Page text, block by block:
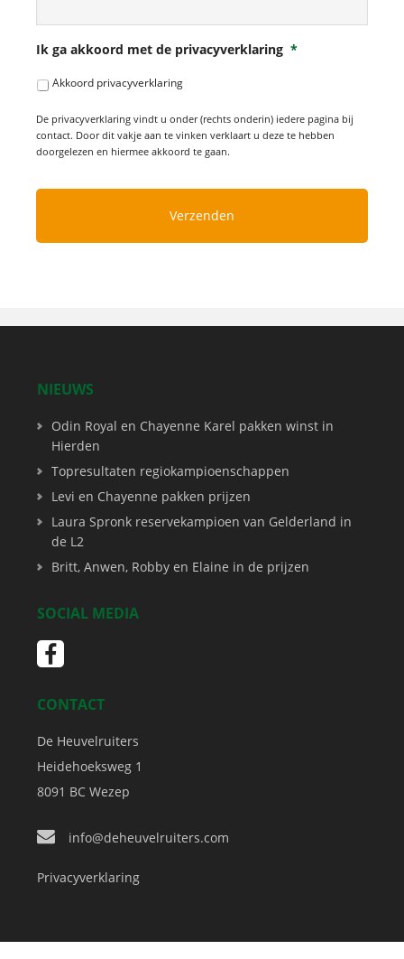
Ik ga akkoord met de privacyverklaring *
Akkoord privacyverklaring
De privacyverklaring vindt u onder (rechts onderin) iedere pagina bij
contact. Door dit vakje aan te vinken verklaart u deze te hebben
doorgelezen en hiermee akkoord te gaan.
NIEUWS
Odin Royal en Chayenne Karel pakken winst in
Hierden
Topresultaten regiokampioenschappen
Levi en Chayenne pakken prijzen
Laura Spronk reservekampioen van Gelderland in
de L2
Britt, Anwen, Robby en Elaine in de prijzen
SOCIAL MEDIA
CONTACT
De Heuvelruiters
Heidehoeksweg 1
8091 BC Wezep
info@deheuvelruiters.com
Privacyverklaring